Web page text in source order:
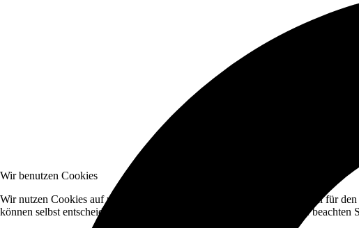
Wir benutzen Cookies
Wir nutzen Cookies auf unserer Website. Einige von ihnen sind essenziell für
können selbst entscheiden, ob Sie die Cookies zulassen möchten. Bitte